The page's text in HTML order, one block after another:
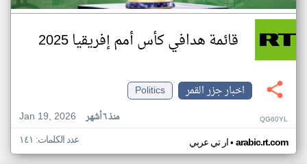
قائمة هدافي كأس أمم إفريقيا 2025
اخبار جزر القمر
Politics
Jan 19, 2026
منذ ٦ أشهر QG60YL
ار تي عربي• arabic.rt.com عدد الكلمات: ١٤١